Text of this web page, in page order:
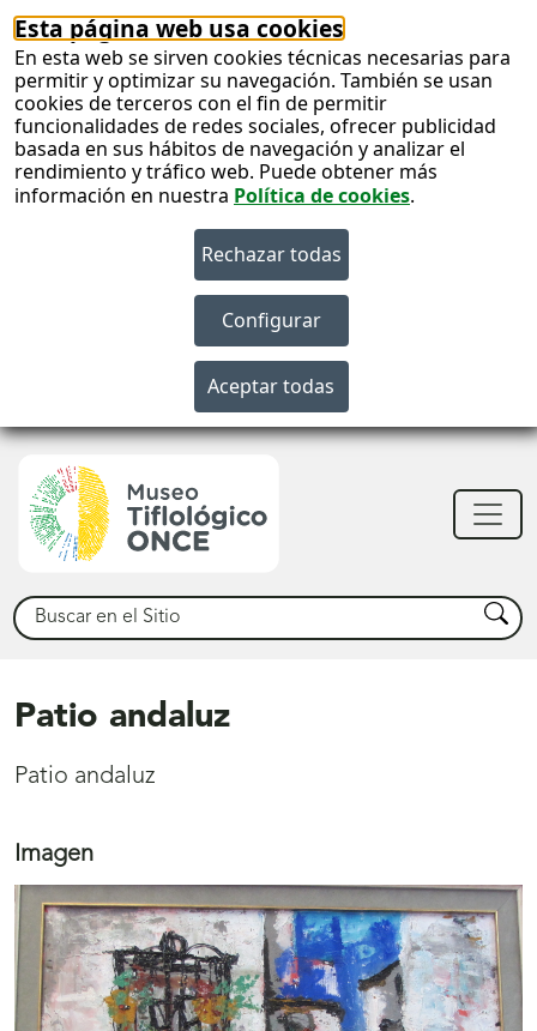
Esta página web usa cookies
En esta web se sirven cookies técnicas necesarias para
permitir y optimizar su navegación. También se usan
cookies de terceros con el fin de permitir
funcionalidades de redes sociales, ofrecer publicidad
basada en sus hábitos de navegación y analizar el
rendimiento y tráfico web. Puede obtener más
información en nuestra Política de cookies.
Buscar Buscar
Patio andaluz
Patio andaluz
Imagen